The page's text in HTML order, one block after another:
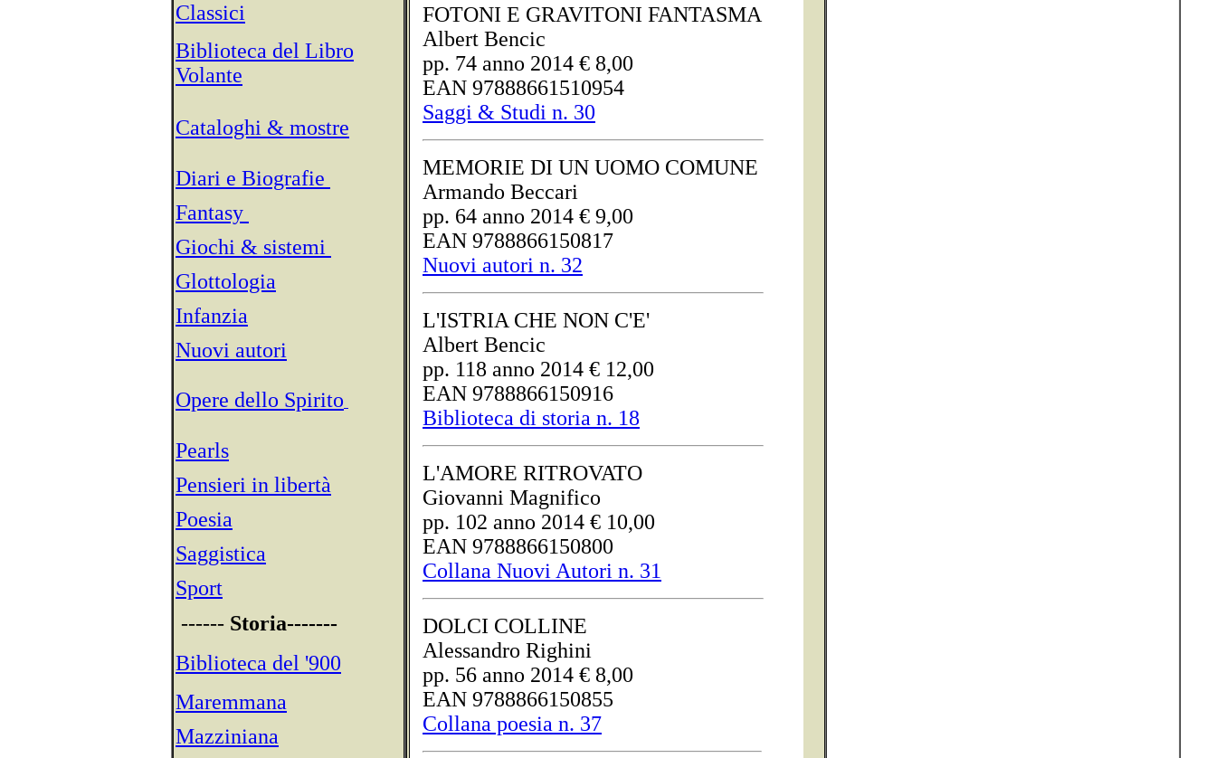
Classici
Biblioteca del Libro
Volante
Cataloghi & mostre
Diari e Biografie
Fantasy
Giochi & sistemi
Glottologia
Infanzia
Nuovi autori
Opere dello Spirito
Pearls
Pensieri in libertà
Poesia
Saggistica
Sport
------ Storia-------
Biblioteca del '900
Maremmana
Mazziniana
FOTONI E GRAVITONI FANTASMA
Albert Bencic
pp. 74 anno 2014 € 8,00
EAN 97888661510954
Saggi & Studi n. 30
MEMORIE DI UN UOMO COMUNE
Armando Beccari
pp. 64 anno 2014 € 9,00
EAN 9788866150817
Nuovi autori n. 32
L'ISTRIA CHE NON C'E'
Albert Bencic
pp. 118 anno 2014 € 12,00
EAN 9788866150916
Biblioteca di storia n. 18
L'AMORE RITROVATO
Giovanni Magnifico
pp. 102 anno 2014 € 10,00
EAN 9788866150800
Collana Nuovi Autori n. 31
DOLCI COLLINE
Alessandro Righini
pp. 56 anno 2014 € 8,00
EAN 9788866150855
Collana poesia n. 37